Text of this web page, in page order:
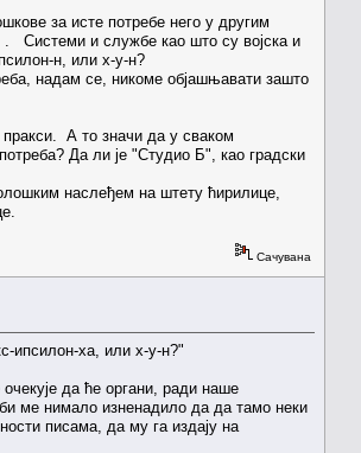
за исте потребе него у другим
Системи и службе као што су војска и
н, или х-у-н?
надам се, никоме објашњавати зашто
А то значи да у сваком
Да ли је "Студио Б", као градски
наслеђем на штету ћирилице,
Сачувана
ипсилон-ха, или х-у-н?"
да ће органи, ради наше
ме нимало изненадило да да тамо неки
писама, да му га издају на